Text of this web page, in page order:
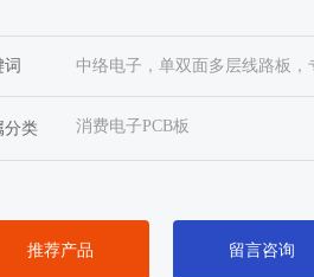
词 中络电子，单双面多层线路板，
分类 消费电子PCB板
推荐产品 留言咨询